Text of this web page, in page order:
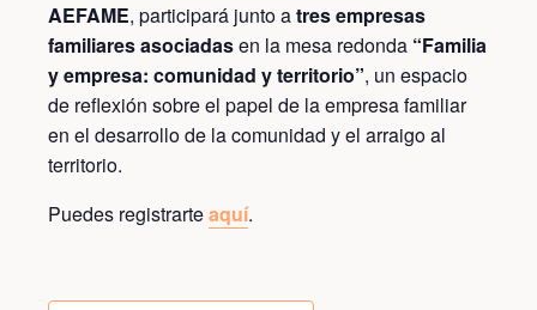
AEFAME, participará junto atres empresas
familiares asociadasen la mesa redonda “Familia
y empresa: comunidad y territorio”, un espacio
de reflexión sobre el papel de la empresa familiar
en el desarrollo de la comunidad y el arraigo al
territorio.
Puedes registrarteaquí.